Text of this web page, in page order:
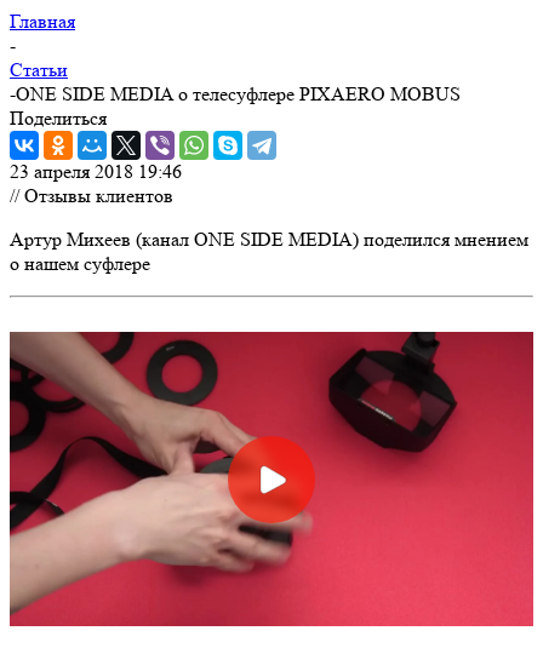
Главная
-
Статьи
-ONE SIDE MEDIA о телесуфлере PIXAERO MOBUS
Поделиться
23 апреля 2018 19:46
// Отзывы клиентов
Артур Михеев (канал ONE SIDE MEDIA) поделился мнением
о нашем суфлере